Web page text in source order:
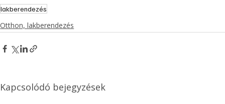
lakberendezés
Otthon, lakberendezés
Kapcsolódó bejegyzések